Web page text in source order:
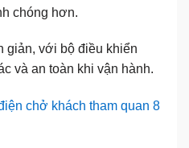
chóng hơn.
giản, với bộ điều khiển
và an toàn khi vận hành.
chở khách tham quan 8